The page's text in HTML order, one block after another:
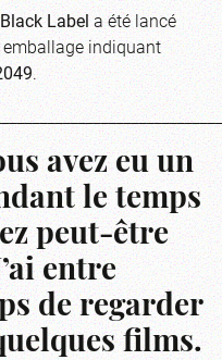
Labela été lancé
indiquant
.
avez eu un
le temps
peut-être
entre
de regarder
films.